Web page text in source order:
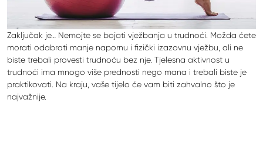
Zaključak je… Nemojte se bojati vježbanja u trudnoći. Možda ćete
morati odabrati manje napornu i fizički izazovnu vježbu, ali ne
biste trebali provesti trudnoću bez nje. Tjelesna aktivnost u
trudnoći ima mnogo više prednosti nego mana i trebali biste je
praktikovati. Na kraju, vaše tijelo će vam biti zahvalno što je
najvažnije.